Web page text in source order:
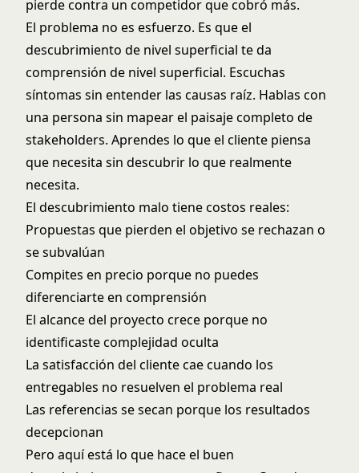
pierde contra un competidor que cobró más.
El problema no es esfuerzo. Es que el
descubrimiento de nivel superficial te da
comprensión de nivel superficial. Escuchas
síntomas sin entender las causas raíz. Hablas con
una persona sin mapear el paisaje completo de
stakeholders. Aprendes lo que el cliente piensa
que necesita sin descubrir lo que realmente
necesita.
El descubrimiento malo tiene costos reales:
Propuestas que pierden el objetivo se rechazan o
se subvalúan
Compites en precio porque no puedes
diferenciarte en comprensión
El alcance del proyecto crece porque no
identificaste complejidad oculta
La satisfacción del cliente cae cuando los
entregables no resuelven el problema real
Las referencias se secan porque los resultados
decepcionan
Pero aquí está lo que hace el buen